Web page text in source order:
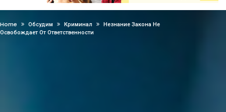
Home Обсудим Криминал
Незнание Закона Не
Освобождает От Ответственности